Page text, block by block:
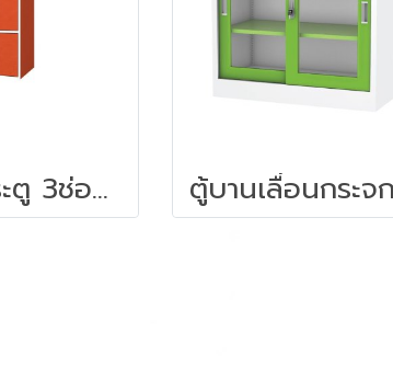
3 ชั้น มีประตู 3ช่อง พร้อมกุจแจล็อค (สอบถามราคา)